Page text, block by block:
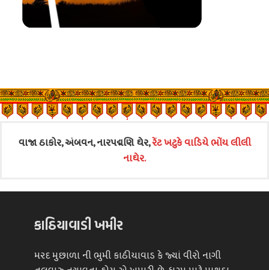
વાજા ઠાકોર, અંબવન, નારપદ્મણિ ઘેર,રેંટ ખટુકે વાડિયે ભોંય લીલી
નાઘેર.
કાઠિયાવાડી ખમીર
મરદ મુછાળા ની ભુમી કાઠીયાવાડ કે જ્યાં વીરો નાગી